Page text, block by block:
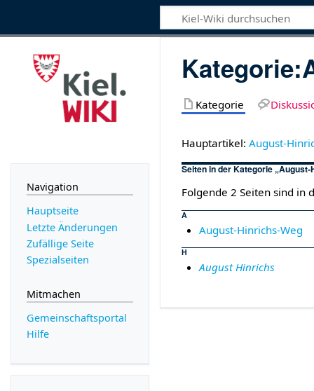
Kategorie:
Kategorie
Hauptartikel:August-
Seiten in der Kategorie „August-
Folgende 2 Seiten sind in
A
August-Hinrichs-Weg
H
August Hinrichs
Navigation
Hauptseite
Letzte Änderungen
Zufällige Seite
Spezialseiten
Mitmachen
Gemeinschafts­portal
Hilfe